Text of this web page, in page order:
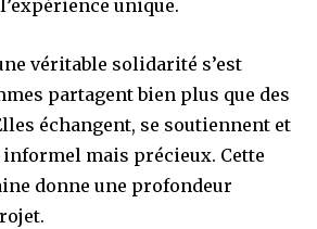
unique.
véritable solidarité s’est
partagent bien plus que des
échangent, se soutiennent et
informel mais précieux. Cette
donne une profondeur